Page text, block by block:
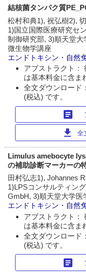
結核菌タンパク質
松村和典1), 祝弘樹2),
1)国立国際医療研究セ
制御研究部, 3)順天堂
微生物学講座
エンドトキシン・自然
アブストラクト：
は基本料金に含ま
全文ダウンロード
(税込) です。
article
download 全
Limulus amebocyte
の補助診断マーカーの
田村弘志1), Johannes
1)LPSコンサルティン
GmbH, 3)順天堂大学医
エンドトキシン・自然
アブストラクト：
は基本料金に含ま
全文ダウンロード
(税込) です。
article